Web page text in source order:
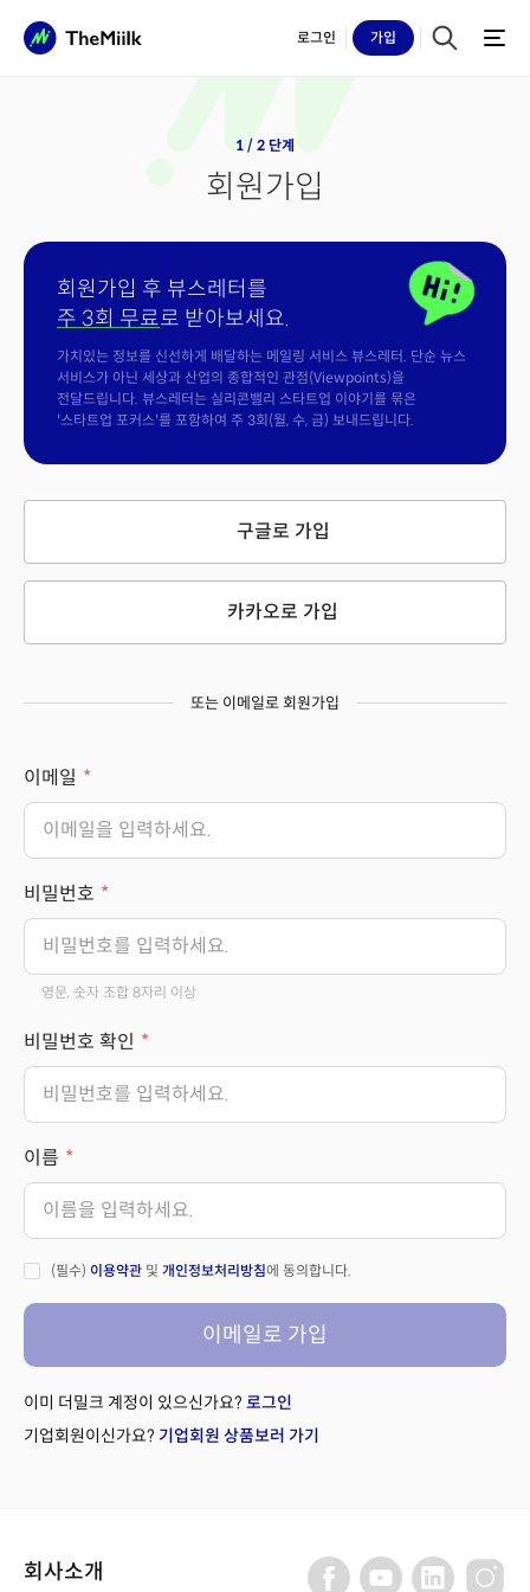
로그인 가입
1 / 2 단계
회원가입
회원가입 후 뷰스레터를
주 3회 무료로 받아보세요.
가치있는 정보를 신선하게 배달하는 메일링 서비스 뷰스레터. 단순 뉴스
서비스가 아닌 세상과 산업의 종합적인 관점(Viewpoints)을
전달드립니다. 뷰스레터는 실리콘밸리 스타트업 이야기를 묶은
'스타트업 포커스'를 포함하여 주 3회(월, 수, 금) 보내드립니다.
구글로 가입
카카오로 가입
또는 이메일로 회원가입
이메일
비밀번호
영문, 숫자 조합 8자리 이상
비밀번호 확인
이름
(필수) 이용약관 및 개인정보처리방침에 동의합니다.
이메일로 가입
이미 더밀크 계정이 있으신가요? 로그인
기업회원이신가요? 기업회원 상품보러 가기
회사소개